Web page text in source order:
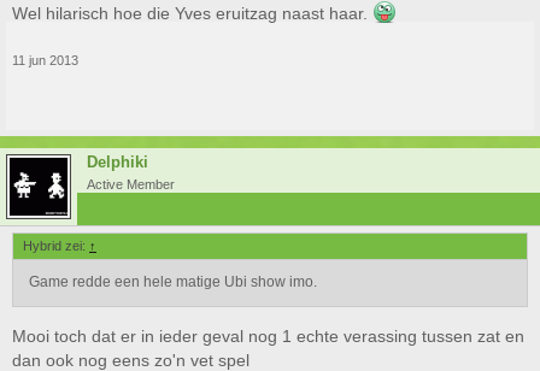
Wel hilarisch hoe die Yves eruitzag naast haar.
11 jun 2013
Delphiki
Active Member
Hybrid zei: ↑
Game redde een hele matige Ubi show imo.
Mooi toch dat er in ieder geval nog 1 echte verassing tussen zat en
dan ook nog eens zo'n vet spel